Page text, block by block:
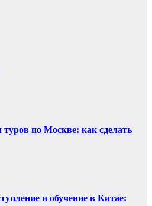
туров по Москве: как сделать
и обучение в Китае: